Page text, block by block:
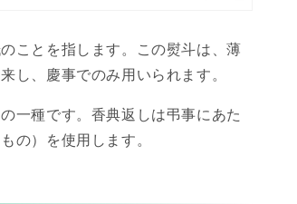
ことを指します。この熨斗は、薄
し、慶事でのみ用いられます。
一種です。香典返しは弔事にあた
の）を使用します。